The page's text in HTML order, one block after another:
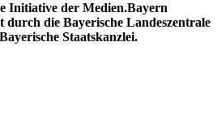
Initiative der Medien.Bayern
die Bayerische Landeszentrale
Staatskanzlei.